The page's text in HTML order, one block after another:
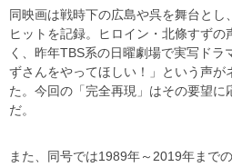
同映画は戦時下の広島や呉を舞台と
ヒットを記録。ヒロイン・北條すず
く、昨年TBS系の日曜劇場で実写ドラ
ずさんをやってほしい！」という声が
た。今回の「完全再現」はその要望に
だ。
また、同号では1989年～2019年まで